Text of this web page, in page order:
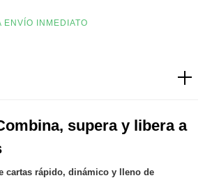
ENVÍO INMEDIATO
supera y libera a
cartas rápido, dinámico y lleno de